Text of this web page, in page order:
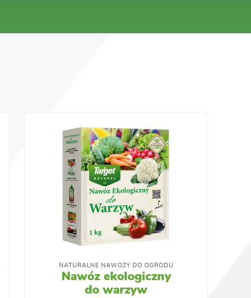
NATURALNE NAWOZY DO OGRODU
Nawóz ekologiczny
do warzyw